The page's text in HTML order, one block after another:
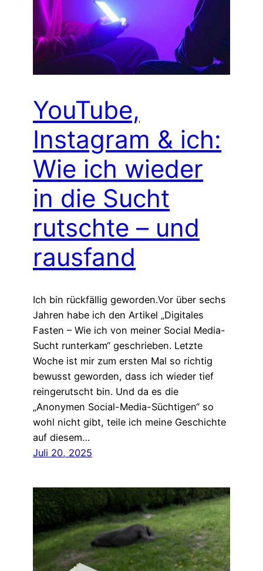
YouTube,
Instagram & ich:
Wie ich wieder
in die Sucht
rutschte – und
rausfand
Ich bin rückfällig geworden.Vor über sechs
Jahren habe ich den Artikel „Digitales
Fasten – Wie ich von meiner Social Media-
Sucht runterkam“ geschrieben. Letzte
Woche ist mir zum ersten Mal so richtig
bewusst geworden, dass ich wieder tief
reingerutscht bin. Und da es die
„Anonymen Social-Media-Süchtigen“ so
wohl nicht gibt, teile ich meine Geschichte
auf diesem…
Juli 20, 2025